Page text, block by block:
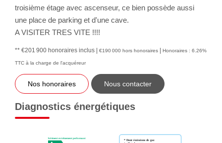
troisième étage avec ascenseur, ce bien possède aussi
une place de parking et d'une cave.
A VISITER TRES VITE !!!!
** €201 900 honoraires inclus | €190 000 hors honoraires | Honoraires : 6.26%
TTC à la charge de l'acquéreur
Nos honoraires Nous contacter
Diagnostics énergétiques